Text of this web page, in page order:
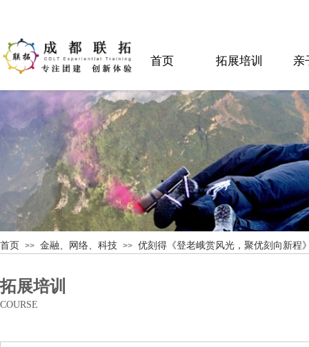
首页 拓展培训 亲
首页 >> 金融、网络、科技 >> 优刻得《登老峨赏风光，聚优刻向新程
拓展培训
COURSE